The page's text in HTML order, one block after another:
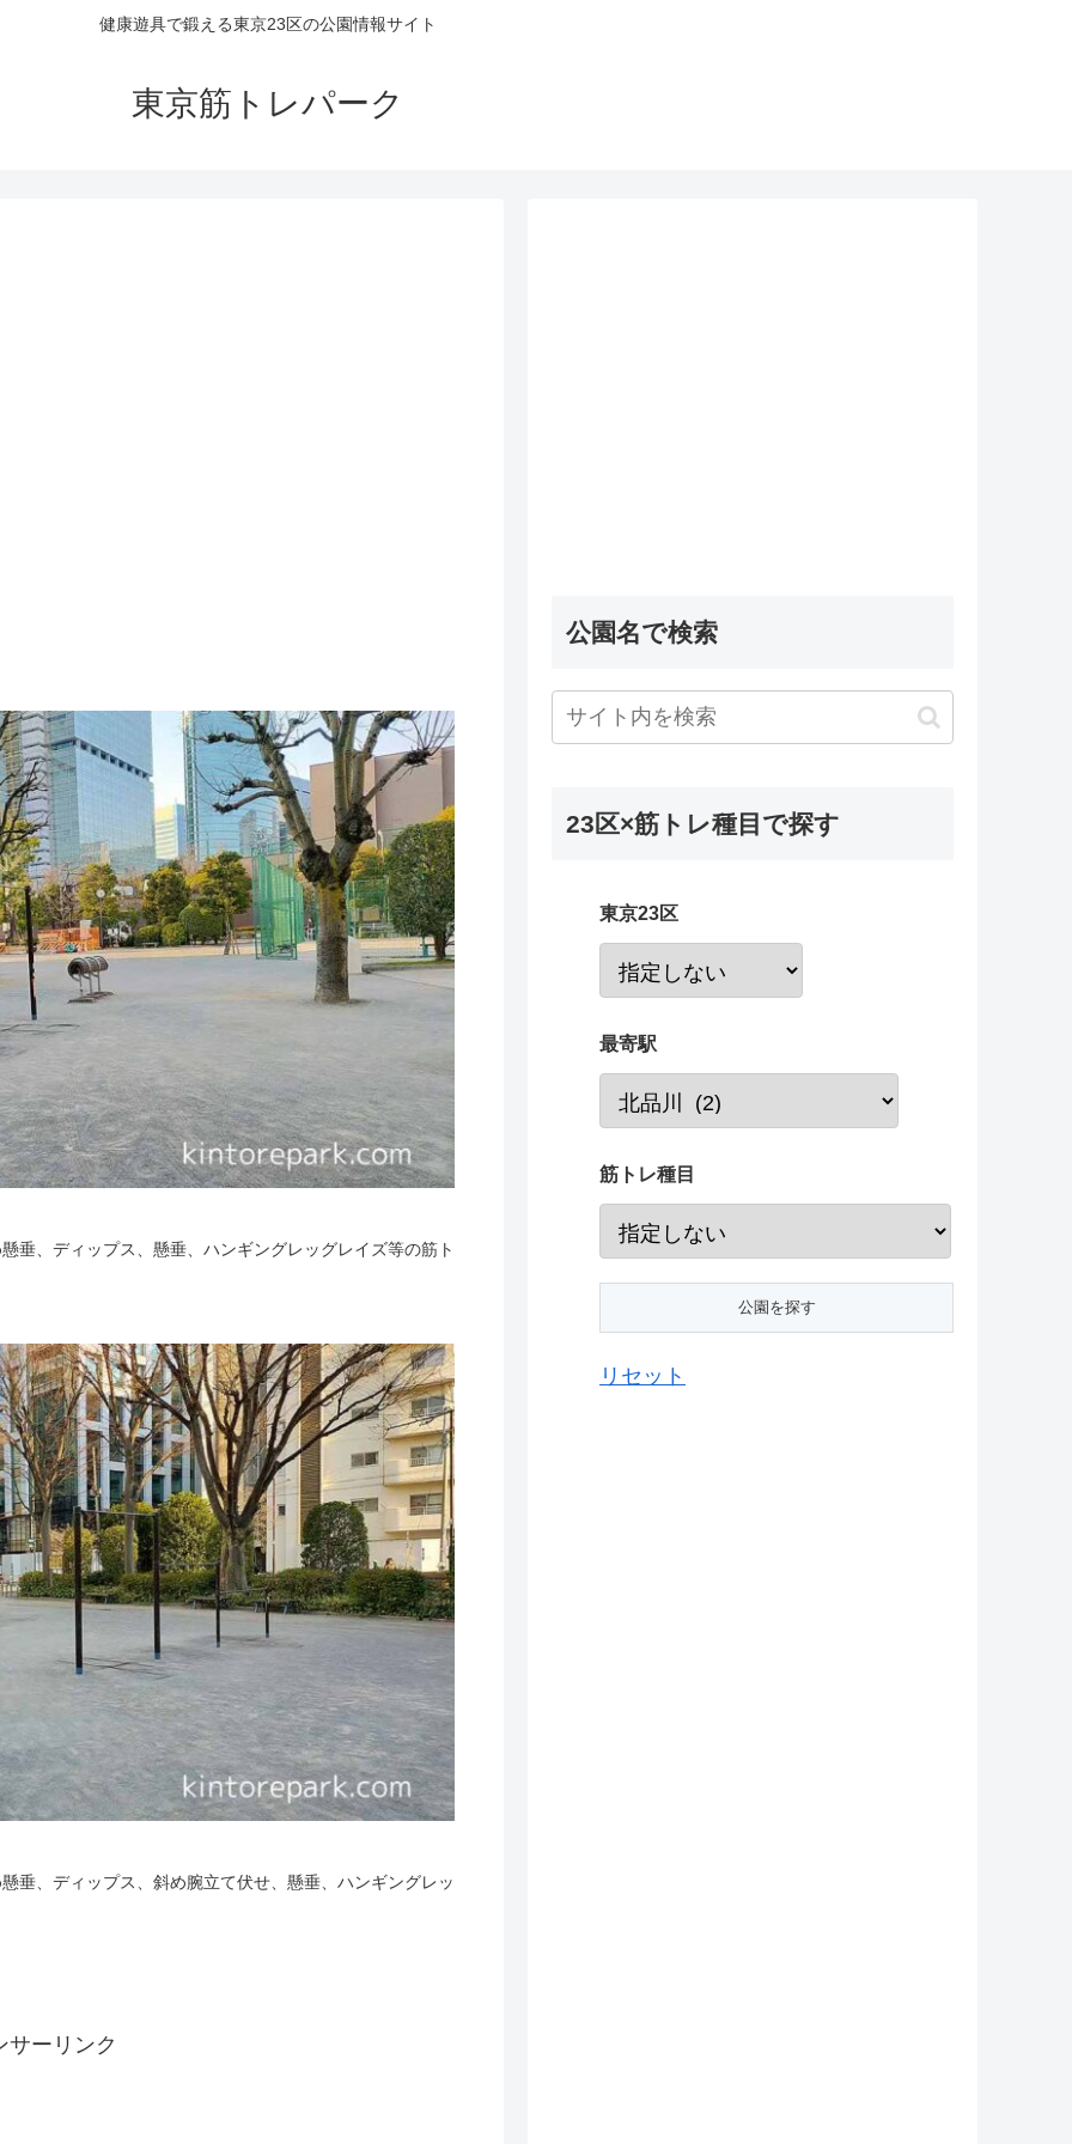
健康遊具で鍛える東京23区の公園情報サイト
東京筋トレパーク
垂、ディップス、懸垂、ハンギングレッグレイズ等の筋ト
垂、ディップス、斜め腕立て伏せ、懸垂、ハンギングレッ
サーリンク
公園名で検索
23区×筋トレ種目で探す
東京23区
最寄駅
筋トレ種目
リセット